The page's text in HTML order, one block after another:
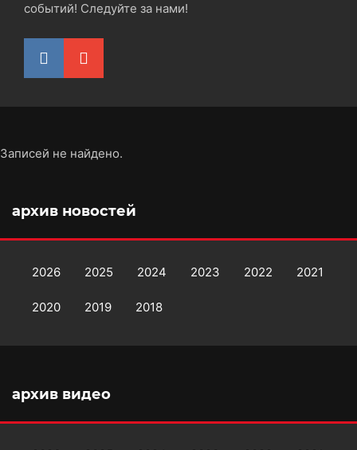
событий! Следуйте за нами!
Записей не найдено.
архив новостей
2026 2025 2024 2023 2022 2021
2020 2019 2018
архив видео